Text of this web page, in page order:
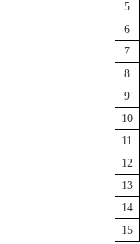
5
6
7
8
9
10
11
12
13
14
15